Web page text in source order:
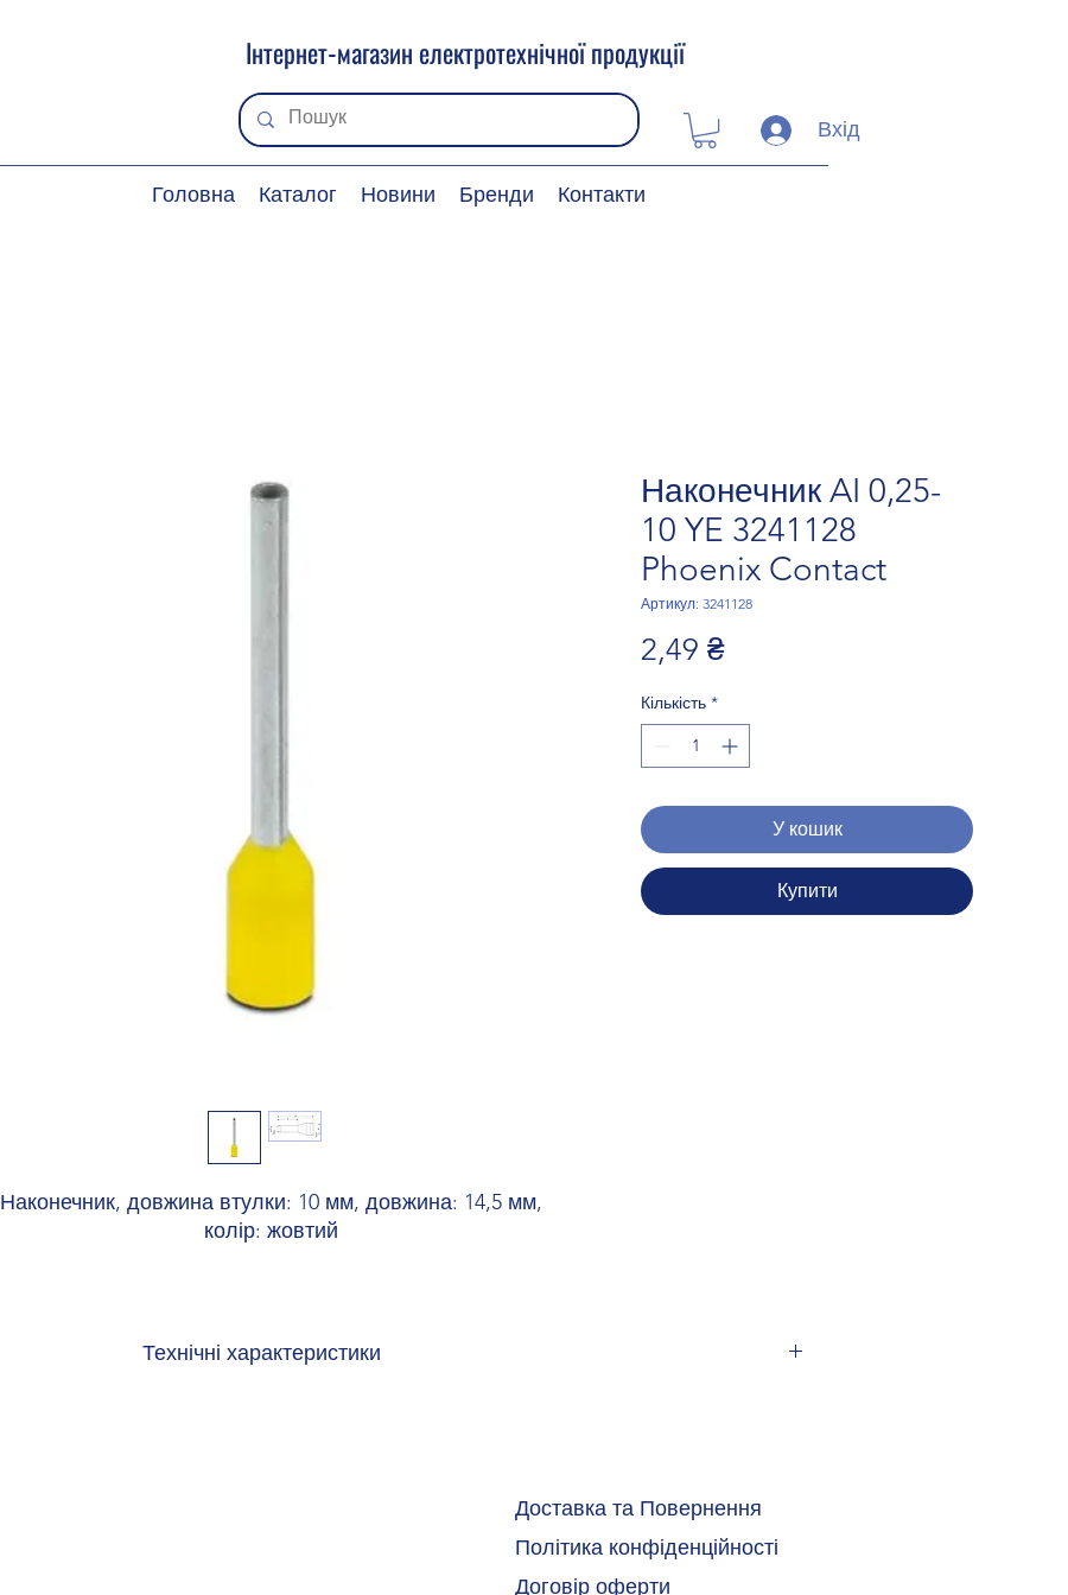
Інтернет-магазин електротехнічної продукції
Вхід
Головна Каталог Новини Бренди Контакти
Наконечник AI 0,25-
10 YE 3241128
Phoenix Contact
Артикул: 3241128
2,49 ₴Ціна
Кількість *
У кошик
Купити
Наконечник, довжина втулки: 10 мм, довжина: 14,5 мм,
колір: жовтий
Технічні характеристики
Доставка та Повернення
Політика конфіденційності
Договір оферти